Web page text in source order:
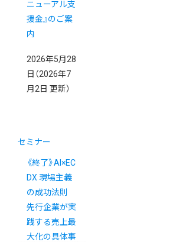
ニューアル支
援金』のご案
内
2026年5月28
日 （2026年7
月2日 更新）
セミナー
《終了》AI×EC
DX 現場主義
の成功法則
先行企業が実
践する売上最
大化の具体事